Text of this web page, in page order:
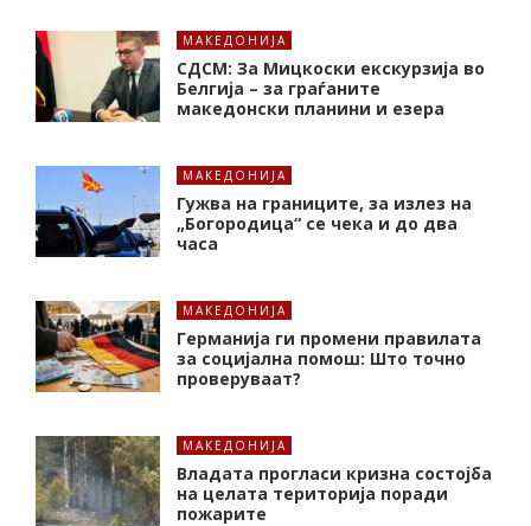
МАКЕДОНИЈА
СДСМ: За Мицкоски екскурзија во
Белгија – за граѓаните
македонски планини и езера
МАКЕДОНИЈА
Гужва на границите, за излез на
„Богородица“ се чека и до два
часа
МАКЕДОНИЈА
Германија ги промени правилата
за социјална помош: Што точно
проверуваат?
МАКЕДОНИЈА
Владата прогласи кризна состојба
на целата територија поради
пожарите